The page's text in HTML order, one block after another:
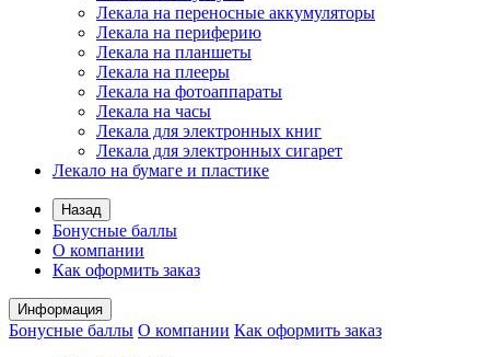
Лекала на переносные аккумуляторы
Лекала на периферию
Лекала на планшеты
Лекала на плееры
Лекала на фотоаппараты
Лекала на часы
Лекала для электронных книг
Лекала для электронных сигарет
Лекало на бумаге и пластике
Назад
Бонусные баллы
О компании
Как оформить заказ
Информация
Бонусные баллы О компании Как оформить заказ